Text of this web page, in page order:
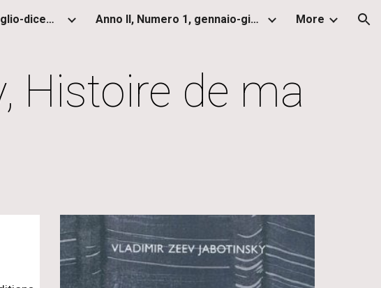
to navigation
Anno I, Numero 2, luglio-dicembre 2012 Anno II, Numero 1, gennaio-giugno 2013 More
Histoire de ma